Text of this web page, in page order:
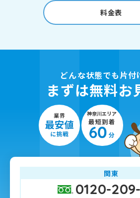
料金表
どんな状態でも片付
まずは無料お
関東
0120-